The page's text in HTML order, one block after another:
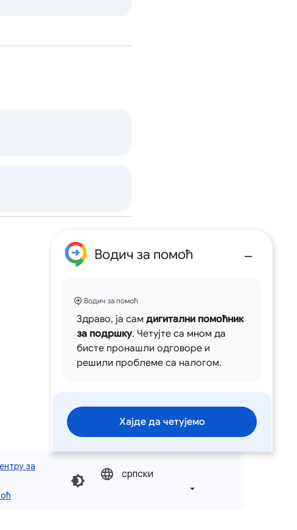
за
српски‎
Водич за помоћ
Водич за помоћ
Здраво, ја сам дигитални помоћник
за подршку. Четујте са мном да
бисте пронашли одговоре и
решили проблеме са налогом.
Хајде да четујемо